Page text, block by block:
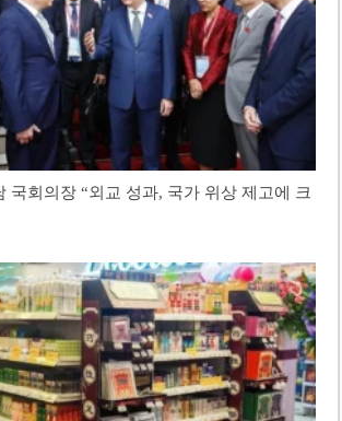
국회의장 “외교 성과, 국가 위상 제고에 크